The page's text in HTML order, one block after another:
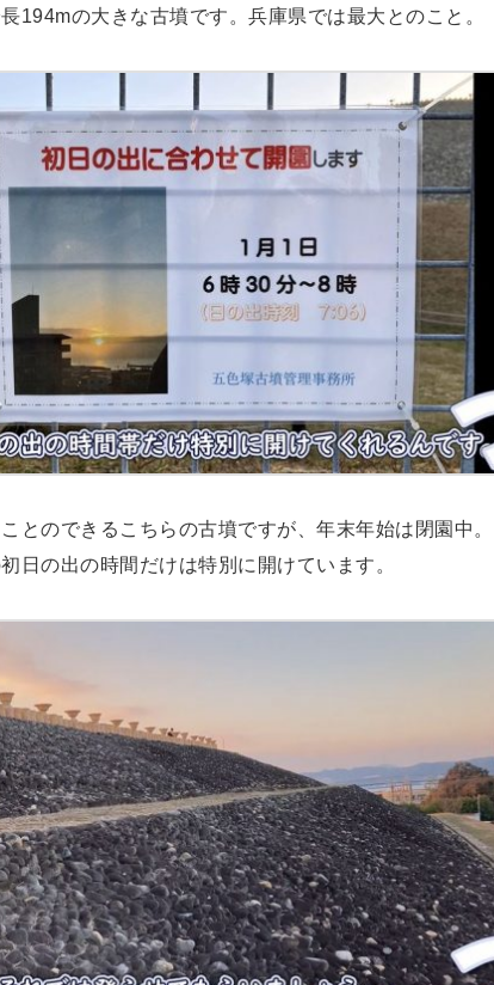
194mの大きな古墳です。兵庫県では最大とのこと。
とのできるこちらの古墳ですが、年末年始は閉園中。
日の出の時間だけは特別に開けています。